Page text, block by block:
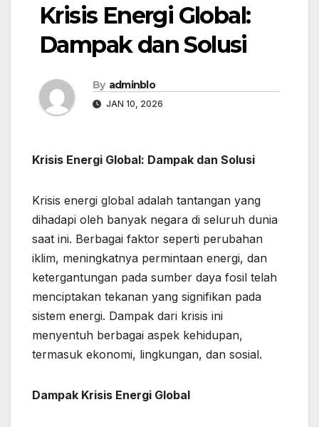
Krisis Energi Global:
Dampak dan Solusi
By adminblo
JAN 10, 2026
Krisis Energi Global: Dampak dan Solusi
Krisis energi global adalah tantangan yang
dihadapi oleh banyak negara di seluruh dunia
saat ini. Berbagai faktor seperti perubahan
iklim, meningkatnya permintaan energi, dan
ketergantungan pada sumber daya fosil telah
menciptakan tekanan yang signifikan pada
sistem energi. Dampak dari krisis ini
menyentuh berbagai aspek kehidupan,
termasuk ekonomi, lingkungan, dan sosial.
Dampak Krisis Energi Global